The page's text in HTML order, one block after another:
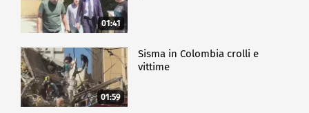
01:41
01:59
Sisma in Colombia crolli e
vittime